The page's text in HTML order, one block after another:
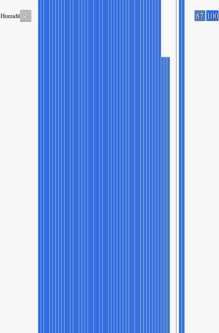
Humidity - 87 100